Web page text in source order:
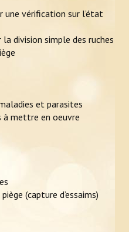
une vérification sur l’état
division simple des ruches
et parasites
à mettre en oeuvre
(capture d’essaims)